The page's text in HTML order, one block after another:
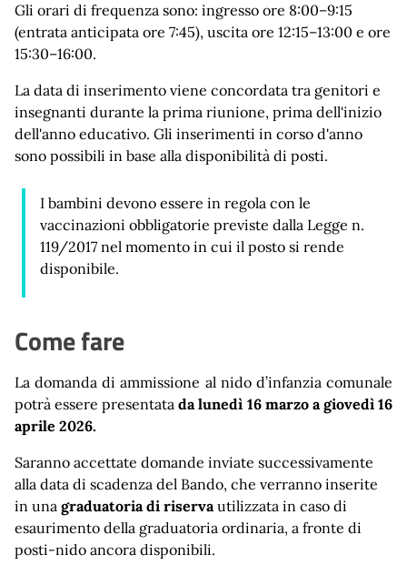
Gli orari di frequenza sono: ingresso ore 8:00–9:15
(entrata anticipata ore 7:45), uscita ore 12:15–13:00 e ore
15:30–16:00.
La data di inserimento viene concordata tra genitori e
insegnanti durante la prima riunione, prima dell'inizio
dell'anno educativo. Gli inserimenti in corso d'anno
sono possibili in base alla disponibilità di posti.
I bambini devono essere in regola con le
vaccinazioni obbligatorie previste dalla Legge n.
119/2017 nel momento in cui il posto si rende
disponibile.
Come fare
La domanda di ammissione al nido d’infanzia comunale
potrà essere presentatada lunedì 16 marzo a giovedì 16
aprile 2026.
Saranno accettate domande inviate successivamente
alla data di scadenza del Bando, che verranno inserite
in una graduatoria di riservautilizzata in caso di
esaurimento della graduatoria ordinaria, a fronte di
posti-nido ancora disponibili.